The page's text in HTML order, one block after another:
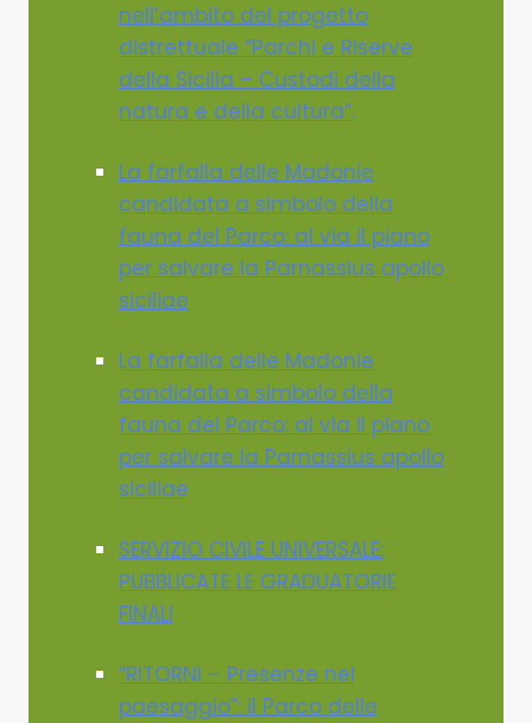
nell’ambito del progetto
distrettuale “Parchi e Riserve
della Sicilia – Custodi della
natura e della cultura”.
La farfalla delle Madonie
candidata a simbolo della
fauna del Parco: al via il piano
per salvare la Parnassius apollo
siciliae
La farfalla delle Madonie
candidata a simbolo della
fauna del Parco: al via il piano
per salvare la Parnassius apollo
siciliae
SERVIZIO CIVILE UNIVERSALE:
PUBBLICATE LE GRADUATORIE
FINALI
“RITORNI – Presenze nel
paesaggio”: il Parco delle